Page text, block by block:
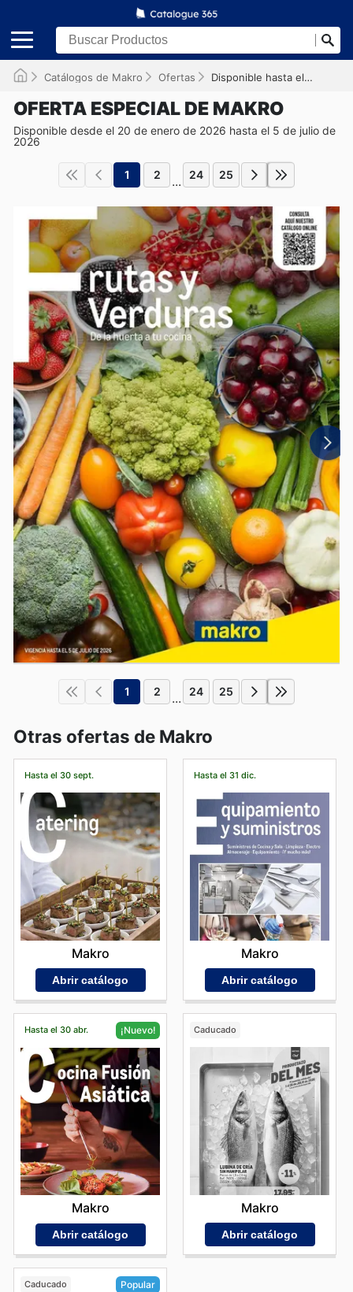
Catálogos de Makro Ofertas Disponible hasta el 05/07/2026
OFERTA ESPECIAL DE MAKRO
Disponible desde el 20 de enero de 2026 hasta el 5 de julio de
2026
1 2 ... 24 25
1 2 ... 24 25
Otras ofertas de Makro
Hasta el 30 sept.
Makro
Abrir catálogo
Hasta el 31 dic.
Makro
Abrir catálogo
Hasta el 30 abr. ¡Nuevo!
Makro
Abrir catálogo
Caducado
Makro
Abrir catálogo
Caducado Popular